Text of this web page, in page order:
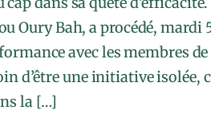
Oury Bah, a procédé, mardi
avec les membres
d’être une initiative isolée,
la […]